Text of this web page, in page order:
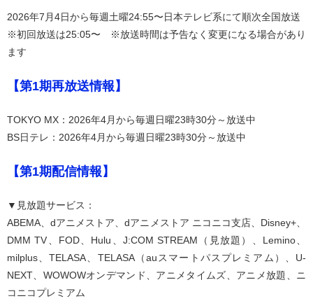
2026年7月4日から毎週土曜24:55〜日本テレビ系にて順次全国放送
※初回放送は25:05〜 ※放送時間は予告なく変更になる場合があり
ます
【第1期再放送情報】
TOKYO MX：2026年4月から毎週日曜23時30分～放送中
BS日テレ：2026年4月から毎週日曜23時30分～放送中
【第1期配信情報】
▼見放題サービス：
ABEMA、dアニメストア、dアニメストア ニコニコ支店、Disney+、
DMM TV、FOD、Hulu、J:COM STREAM（見放題）、Lemino、
milplus、TELASA、TELASA（auスマートパスプレミアム）、U-
NEXT、WOWOWオンデマンド、アニメタイムズ、アニメ放題、ニ
コニコプレミアム